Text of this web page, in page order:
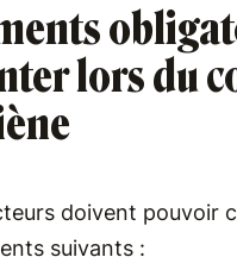
lors du
doivent pouvoir
suivants :